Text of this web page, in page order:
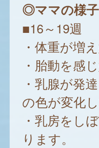
◎ママの様子
■16～19週
・体重が増
・胎動を感
・乳腺が発
の色が変化
・乳房をし
ります。